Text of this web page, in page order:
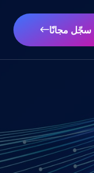
سجّل مجانًا